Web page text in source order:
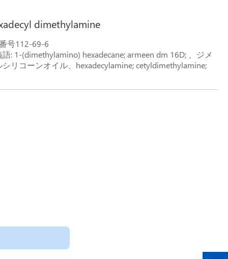
dimethylamine
号112-69-6
語: 1-(dimethylamino) hexadecane; armeen dm 16D; 、ジメ
シリコーンオイル、hexadecylamine; cetyldimethylamine;